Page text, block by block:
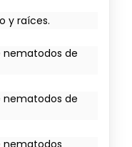
y raíces.
nematodos de
nematodos de
nematodos